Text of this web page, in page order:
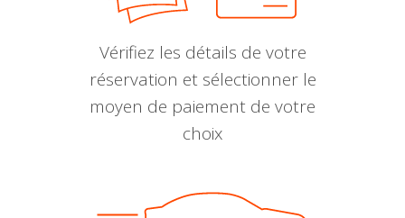
Vérifiez les détails de votre
réservation et sélectionner le
moyen de paiement de votre
choix